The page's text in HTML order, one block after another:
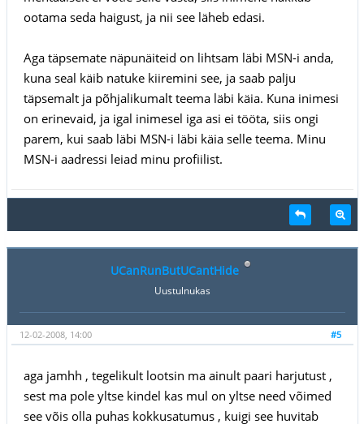
ootama seda haigust, ja nii see läheb edasi.
Aga täpsemate näpunäiteid on lihtsam läbi MSN-i anda,
kuna seal käib natuke kiiremini see, ja saab palju
täpsemalt ja põhjalikumalt teema läbi käia. Kuna inimesi
on erinevaid, ja igal inimesel iga asi ei tööta, siis ongi
parem, kui saab läbi MSN-i läbi käia selle teema. Minu
MSN-i aadressi leiad minu profiilist.
UCanRunButUCantHide
Uustulnukas
#5
12-02-2008, 14:00
aga jamhh , tegelikult lootsin ma ainult paari harjutust ,
sest ma pole yltse kindel kas mul on yltse need võimed
see võis olla puhas kokkusatumus , kuigi see huvitab